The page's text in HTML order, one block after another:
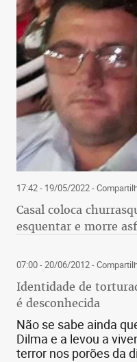
17:42 - 19/05/2022-
Casal coloca
esquentar e morre
07:00 - 20/06/2012-
Identidade de
é desconhecida
Não se sabe ainda
Dilma e a levou a
terror nos porões da